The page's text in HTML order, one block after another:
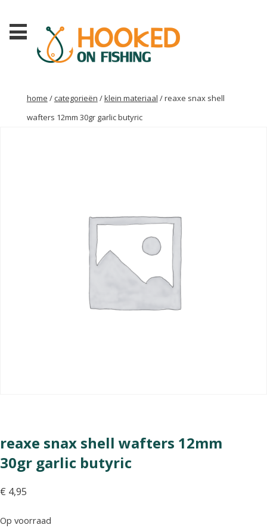
home / categorieën /klein materiaal / reaxe snax shell
wafters 12mm 30gr garlic butyric
reaxe snax shell wafters 12mm
30gr garlic butyric
€ 4,95
Op voorraad